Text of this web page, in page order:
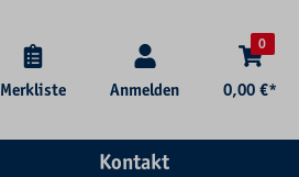
Merkliste Anmelden
0
0,00 €*
Kontakt